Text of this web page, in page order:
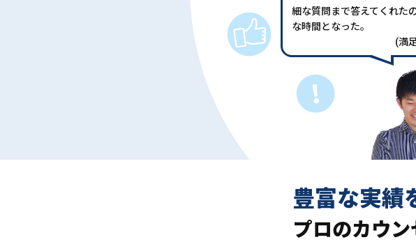
細な質問まで答えてくれた
な時間となった。
(満
豊富な実績
プロのカウ